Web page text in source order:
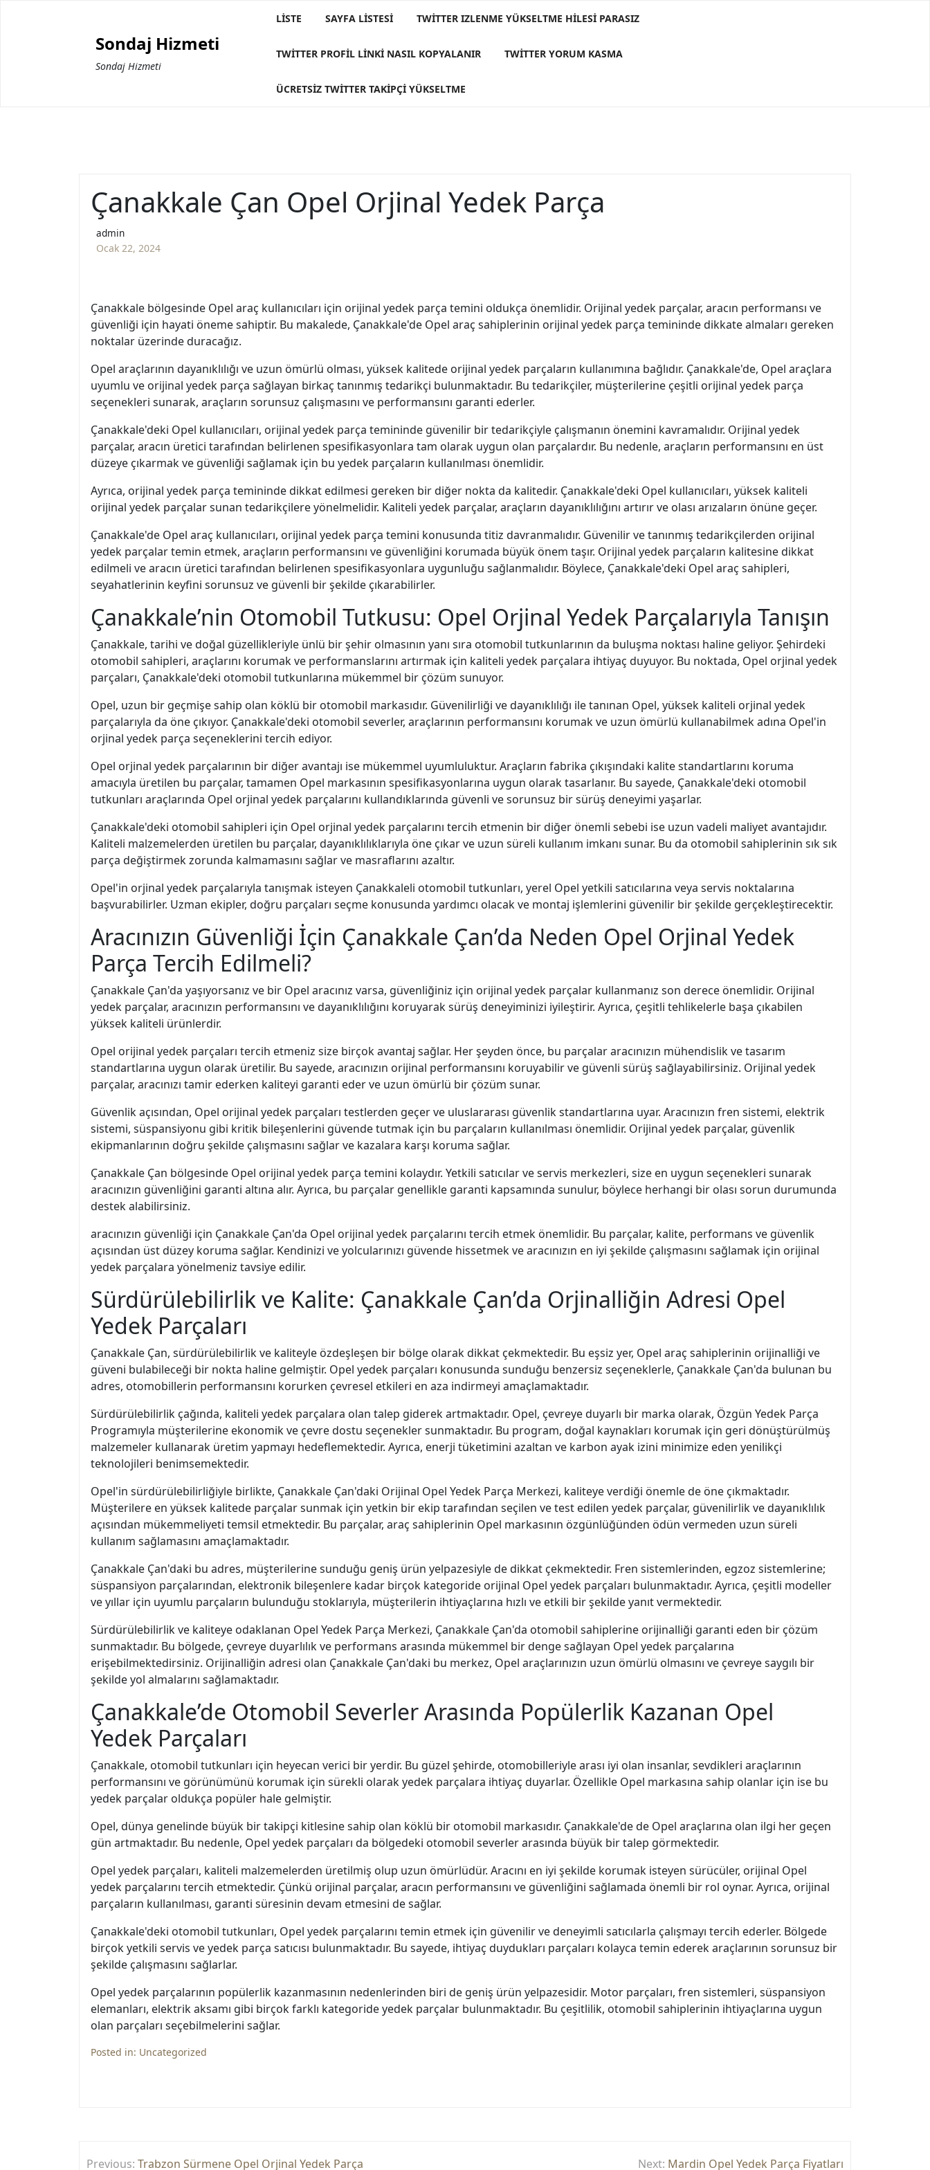
Sondaj Hizmeti
Sondaj Hizmeti
LISTE SAYFA LISTESI TWITTER IZLENME YÜKSELTME HILESI PARASIZ
TWITTER PROFIL LINKI NASIL KOPYALANIR TWITTER YORUM KASMA
ÜCRETSIZ TWITTER TAKIPÇI YÜKSELTME
Çanakkale Çan Opel Orjinal Yedek Parça
admin
Ocak 22, 2024
Çanakkale bölgesinde Opel araç kullanıcıları için orijinal yedek parça temini oldukça önemlidir. Orijinal yedek parçalar, aracın performansı ve
güvenliği için hayati öneme sahiptir. Bu makalede, Çanakkale'de Opel araç sahiplerinin orijinal yedek parça temininde dikkate almaları gereken
noktalar üzerinde duracağız.
Opel araçlarının dayanıklılığı ve uzun ömürlü olması, yüksek kalitede orijinal yedek parçaların kullanımına bağlıdır. Çanakkale'de, Opel araçlara
uyumlu ve orijinal yedek parça sağlayan birkaç tanınmış tedarikçi bulunmaktadır. Bu tedarikçiler, müşterilerine çeşitli orijinal yedek parça
seçenekleri sunarak, araçların sorunsuz çalışmasını ve performansını garanti ederler.
Çanakkale'deki Opel kullanıcıları, orijinal yedek parça temininde güvenilir bir tedarikçiyle çalışmanın önemini kavramalıdır. Orijinal yedek
parçalar, aracın üretici tarafından belirlenen spesifikasyonlara tam olarak uygun olan parçalardır. Bu nedenle, araçların performansını en üst
düzeye çıkarmak ve güvenliği sağlamak için bu yedek parçaların kullanılması önemlidir.
Ayrıca, orijinal yedek parça temininde dikkat edilmesi gereken bir diğer nokta da kalitedir. Çanakkale'deki Opel kullanıcıları, yüksek kaliteli
orijinal yedek parçalar sunan tedarikçilere yönelmelidir. Kaliteli yedek parçalar, araçların dayanıklılığını artırır ve olası arızaların önüne geçer.
Çanakkale'de Opel araç kullanıcıları, orijinal yedek parça temini konusunda titiz davranmalıdır. Güvenilir ve tanınmış tedarikçilerden orijinal
yedek parçalar temin etmek, araçların performansını ve güvenliğini korumada büyük önem taşır. Orijinal yedek parçaların kalitesine dikkat
edilmeli ve aracın üretici tarafından belirlenen spesifikasyonlara uygunluğu sağlanmalıdır. Böylece, Çanakkale'deki Opel araç sahipleri,
seyahatlerinin keyfini sorunsuz ve güvenli bir şekilde çıkarabilirler.
Çanakkale’nin Otomobil Tutkusu: Opel Orjinal Yedek Parçalarıyla Tanışın
Çanakkale, tarihi ve doğal güzellikleriyle ünlü bir şehir olmasının yanı sıra otomobil tutkunlarının da buluşma noktası haline geliyor. Şehirdeki
otomobil sahipleri, araçlarını korumak ve performanslarını artırmak için kaliteli yedek parçalara ihtiyaç duyuyor. Bu noktada, Opel orjinal yedek
parçaları, Çanakkale'deki otomobil tutkunlarına mükemmel bir çözüm sunuyor.
Opel, uzun bir geçmişe sahip olan köklü bir otomobil markasıdır. Güvenilirliği ve dayanıklılığı ile tanınan Opel, yüksek kaliteli orjinal yedek
parçalarıyla da öne çıkıyor. Çanakkale'deki otomobil severler, araçlarının performansını korumak ve uzun ömürlü kullanabilmek adına Opel'in
orjinal yedek parça seçeneklerini tercih ediyor.
Opel orjinal yedek parçalarının bir diğer avantajı ise mükemmel uyumluluktur. Araçların fabrika çıkışındaki kalite standartlarını koruma
amacıyla üretilen bu parçalar, tamamen Opel markasının spesifikasyonlarına uygun olarak tasarlanır. Bu sayede, Çanakkale'deki otomobil
tutkunları araçlarında Opel orjinal yedek parçalarını kullandıklarında güvenli ve sorunsuz bir sürüş deneyimi yaşarlar.
Çanakkale'deki otomobil sahipleri için Opel orjinal yedek parçalarını tercih etmenin bir diğer önemli sebebi ise uzun vadeli maliyet avantajıdır.
Kaliteli malzemelerden üretilen bu parçalar, dayanıklılıklarıyla öne çıkar ve uzun süreli kullanım imkanı sunar. Bu da otomobil sahiplerinin sık sık
parça değiştirmek zorunda kalmamasını sağlar ve masraflarını azaltır.
Opel'in orjinal yedek parçalarıyla tanışmak isteyen Çanakkaleli otomobil tutkunları, yerel Opel yetkili satıcılarına veya servis noktalarına
başvurabilirler. Uzman ekipler, doğru parçaları seçme konusunda yardımcı olacak ve montaj işlemlerini güvenilir bir şekilde gerçekleştirecektir.
Aracınızın Güvenliği İçin Çanakkale Çan’da Neden Opel Orjinal Yedek
Parça Tercih Edilmeli?
Çanakkale Çan'da yaşıyorsanız ve bir Opel aracınız varsa, güvenliğiniz için orijinal yedek parçalar kullanmanız son derece önemlidir. Orijinal
yedek parçalar, aracınızın performansını ve dayanıklılığını koruyarak sürüş deneyiminizi iyileştirir. Ayrıca, çeşitli tehlikelerle başa çıkabilen
yüksek kaliteli ürünlerdir.
Opel orijinal yedek parçaları tercih etmeniz size birçok avantaj sağlar. Her şeyden önce, bu parçalar aracınızın mühendislik ve tasarım
standartlarına uygun olarak üretilir. Bu sayede, aracınızın orijinal performansını koruyabilir ve güvenli sürüş sağlayabilirsiniz. Orijinal yedek
parçalar, aracınızı tamir ederken kaliteyi garanti eder ve uzun ömürlü bir çözüm sunar.
Güvenlik açısından, Opel orijinal yedek parçaları testlerden geçer ve uluslararası güvenlik standartlarına uyar. Aracınızın fren sistemi, elektrik
sistemi, süspansiyonu gibi kritik bileşenlerini güvende tutmak için bu parçaların kullanılması önemlidir. Orijinal yedek parçalar, güvenlik
ekipmanlarının doğru şekilde çalışmasını sağlar ve kazalara karşı koruma sağlar.
Çanakkale Çan bölgesinde Opel orijinal yedek parça temini kolaydır. Yetkili satıcılar ve servis merkezleri, size en uygun seçenekleri sunarak
aracınızın güvenliğini garanti altına alır. Ayrıca, bu parçalar genellikle garanti kapsamında sunulur, böylece herhangi bir olası sorun durumunda
destek alabilirsiniz.
aracınızın güvenliği için Çanakkale Çan'da Opel orijinal yedek parçalarını tercih etmek önemlidir. Bu parçalar, kalite, performans ve güvenlik
açısından üst düzey koruma sağlar. Kendinizi ve yolcularınızı güvende hissetmek ve aracınızın en iyi şekilde çalışmasını sağlamak için orijinal
yedek parçalara yönelmeniz tavsiye edilir.
Sürdürülebilirlik ve Kalite: Çanakkale Çan’da Orjinalliğin Adresi Opel
Yedek Parçaları
Çanakkale Çan, sürdürülebilirlik ve kaliteyle özdeşleşen bir bölge olarak dikkat çekmektedir. Bu eşsiz yer, Opel araç sahiplerinin orijinalliği ve
güveni bulabileceği bir nokta haline gelmiştir. Opel yedek parçaları konusunda sunduğu benzersiz seçeneklerle, Çanakkale Çan'da bulunan bu
adres, otomobillerin performansını korurken çevresel etkileri en aza indirmeyi amaçlamaktadır.
Sürdürülebilirlik çağında, kaliteli yedek parçalara olan talep giderek artmaktadır. Opel, çevreye duyarlı bir marka olarak, Özgün Yedek Parça
Programıyla müşterilerine ekonomik ve çevre dostu seçenekler sunmaktadır. Bu program, doğal kaynakları korumak için geri dönüştürülmüş
malzemeler kullanarak üretim yapmayı hedeflemektedir. Ayrıca, enerji tüketimini azaltan ve karbon ayak izini minimize eden yenilikçi
teknolojileri benimsemektedir.
Opel'in sürdürülebilirliğiyle birlikte, Çanakkale Çan'daki Orijinal Opel Yedek Parça Merkezi, kaliteye verdiği önemle de öne çıkmaktadır.
Müşterilere en yüksek kalitede parçalar sunmak için yetkin bir ekip tarafından seçilen ve test edilen yedek parçalar, güvenilirlik ve dayanıklılık
açısından mükemmeliyeti temsil etmektedir. Bu parçalar, araç sahiplerinin Opel markasının özgünlüğünden ödün vermeden uzun süreli
kullanım sağlamasını amaçlamaktadır.
Çanakkale Çan'daki bu adres, müşterilerine sunduğu geniş ürün yelpazesiyle de dikkat çekmektedir. Fren sistemlerinden, egzoz sistemlerine;
süspansiyon parçalarından, elektronik bileşenlere kadar birçok kategoride orijinal Opel yedek parçaları bulunmaktadır. Ayrıca, çeşitli modeller
ve yıllar için uyumlu parçaların bulunduğu stoklarıyla, müşterilerin ihtiyaçlarına hızlı ve etkili bir şekilde yanıt vermektedir.
Sürdürülebilirlik ve kaliteye odaklanan Opel Yedek Parça Merkezi, Çanakkale Çan'da otomobil sahiplerine orijinalliği garanti eden bir çözüm
sunmaktadır. Bu bölgede, çevreye duyarlılık ve performans arasında mükemmel bir denge sağlayan Opel yedek parçalarına
erişebilmektedirsiniz. Orijinalliğin adresi olan Çanakkale Çan'daki bu merkez, Opel araçlarınızın uzun ömürlü olmasını ve çevreye saygılı bir
şekilde yol almalarını sağlamaktadır.
Çanakkale’de Otomobil Severler Arasında Popülerlik Kazanan Opel
Yedek Parçaları
Çanakkale, otomobil tutkunları için heyecan verici bir yerdir. Bu güzel şehirde, otomobilleriyle arası iyi olan insanlar, sevdikleri araçlarının
performansını ve görünümünü korumak için sürekli olarak yedek parçalara ihtiyaç duyarlar. Özellikle Opel markasına sahip olanlar için ise bu
yedek parçalar oldukça popüler hale gelmiştir.
Opel, dünya genelinde büyük bir takipçi kitlesine sahip olan köklü bir otomobil markasıdır. Çanakkale'de de Opel araçlarına olan ilgi her geçen
gün artmaktadır. Bu nedenle, Opel yedek parçaları da bölgedeki otomobil severler arasında büyük bir talep görmektedir.
Opel yedek parçaları, kaliteli malzemelerden üretilmiş olup uzun ömürlüdür. Aracını en iyi şekilde korumak isteyen sürücüler, orijinal Opel
yedek parçalarını tercih etmektedir. Çünkü orijinal parçalar, aracın performansını ve güvenliğini sağlamada önemli bir rol oynar. Ayrıca, orijinal
parçaların kullanılması, garanti süresinin devam etmesini de sağlar.
Çanakkale'deki otomobil tutkunları, Opel yedek parçalarını temin etmek için güvenilir ve deneyimli satıcılarla çalışmayı tercih ederler. Bölgede
birçok yetkili servis ve yedek parça satıcısı bulunmaktadır. Bu sayede, ihtiyaç duydukları parçaları kolayca temin ederek araçlarının sorunsuz bir
şekilde çalışmasını sağlarlar.
Opel yedek parçalarının popülerlik kazanmasının nedenlerinden biri de geniş ürün yelpazesidir. Motor parçaları, fren sistemleri, süspansiyon
elemanları, elektrik aksamı gibi birçok farklı kategoride yedek parçalar bulunmaktadır. Bu çeşitlilik, otomobil sahiplerinin ihtiyaçlarına uygun
olan parçaları seçebilmelerini sağlar.
Posted in: Uncategorized
Yazı
Previous: Trabzon Sürmene Opel Orjinal Yedek Parça Next: Mardin Opel Yedek Parça Fiyatları